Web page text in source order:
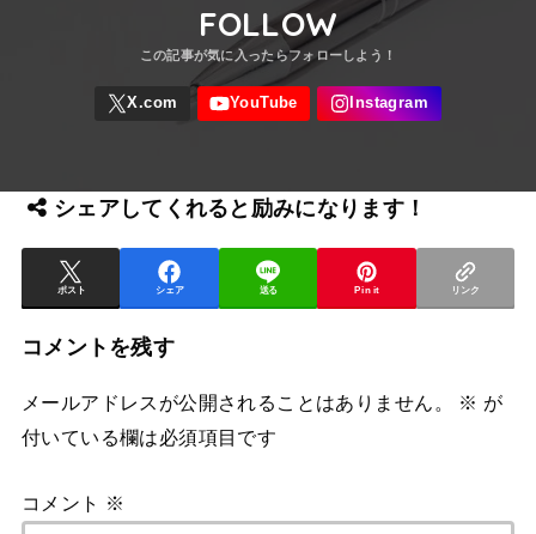
FOLLOW
シェアしてくれると励みになります！
ポスト シェア 送る Pin it リンク
コメントを残す
メールアドレスが公開されることはありません。 ※ が
付いている欄は必須項目です
コメント ※